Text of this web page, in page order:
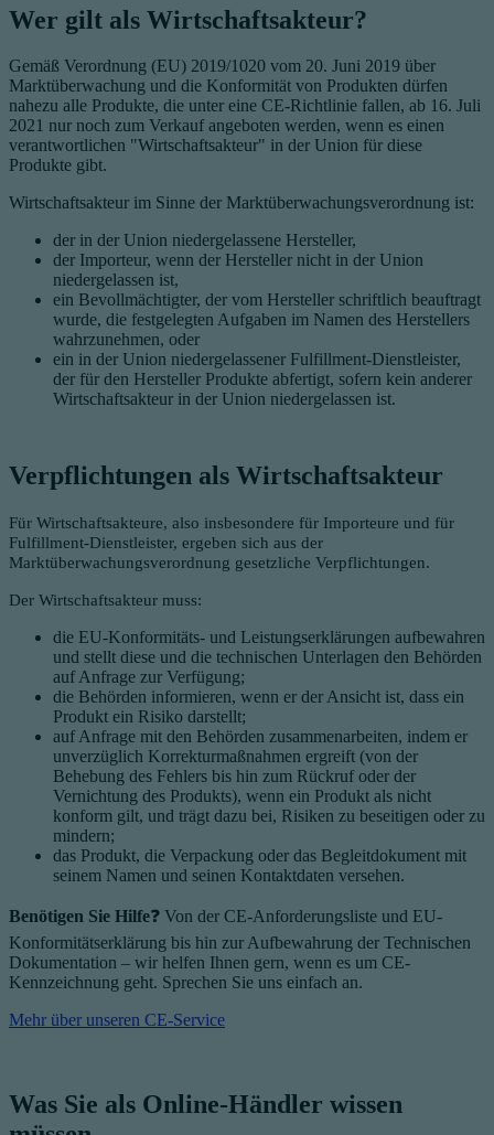
Wer gilt als Wirtschaftsakteur?
Gemäß Verordnung (EU) 2019/1020 vom 20. Juni 2019 über
Marktüberwachung und die Konformität von Produkten dürfen
nahezu alle Produkte, die unter eine CE-Richtlinie fallen, ab 16. Juli
2021 nur noch zum Verkauf angeboten werden, wenn es einen
verantwortlichen "Wirtschaftsakteur" in der Union für diese
Produkte gibt.
Wirtschaftsakteur im Sinne der Marktüberwachungsverordnung ist:
der in der Union niedergelassene Hersteller,
der Importeur, wenn der Hersteller nicht in der Union
niedergelassen ist,
ein Bevollmächtigter, der vom Hersteller schriftlich beauftragt
wurde, die festgelegten Aufgaben im Namen des Herstellers
wahrzunehmen, oder
ein in der Union niedergelassener Fulfillment-Dienstleister,
der für den Hersteller Produkte abfertigt, sofern kein anderer
Wirtschaftsakteur in der Union niedergelassen ist.
Verpflichtungen als Wirtschaftsakteur
Für Wirtschaftsakteure, also insbesondere für Importeure und für
Fulfillment-Dienstleister, ergeben sich aus der
Marktüberwachungsverordnung gesetzliche Verpflichtungen.
Der Wirtschaftsakteur muss:
die EU-Konformitäts- und Leistungserklärungen aufbewahren
und stellt diese und die technischen Unterlagen den Behörden
auf Anfrage zur Verfügung;
die Behörden informieren, wenn er der Ansicht ist, dass ein
Produkt ein Risiko darstellt;
auf Anfrage mit den Behörden zusammenarbeiten, indem er
unverzüglich Korrekturmaßnahmen ergreift (von der
Behebung des Fehlers bis hin zum Rückruf oder der
Vernichtung des Produkts), wenn ein Produkt als nicht
konform gilt, und trägt dazu bei, Risiken zu beseitigen oder zu
mindern;
das Produkt, die Verpackung oder das Begleitdokument mit
seinem Namen und seinen Kontaktdaten versehen.
Benötigen Sie Hilfe❓ Von der CE-Anforderungsliste und EU-
Konformitätserklärung bis hin zur Aufbewahrung der Technischen
Dokumentation – wir helfen Ihnen gern, wenn es um CE-
Kennzeichnung geht. Sprechen Sie uns einfach an.
Mehr über unseren CE-Service
Was Sie als Online-Händler wissen